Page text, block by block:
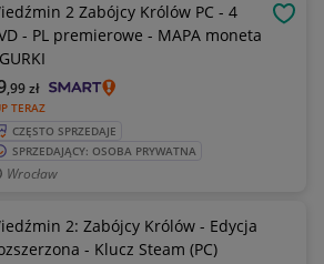
2 Zabójcy Królów PC - 4
- PL premierowe - MAPA moneta
TERAZ
,99zł
CZĘSTO SPRZEDAJE
SPRZEDAJĄCY: OSOBA PRYWATNA
Wrocław
2: Zabójcy Królów - Edycja
- Klucz Steam (PC)